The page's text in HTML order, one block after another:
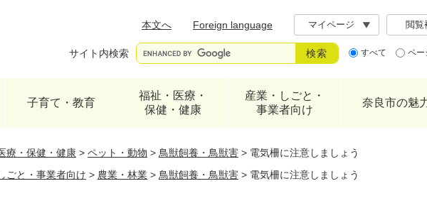
本文へ
Foreign language マイページ 閲覧
サイト内検索 すべて ペー
子育て・教育
福祉・医療・
保健・健康
産業・しごと・
事業者向け
奈良市の魅
療・保健・健康 > ペット・動物 > 鳥獣飼養・鳥獣害 > 電気柵に注意しましょう
ごと・事業者向け > 農業・林業 > 鳥獣飼養・鳥獣害 > 電気柵に注意しましょう